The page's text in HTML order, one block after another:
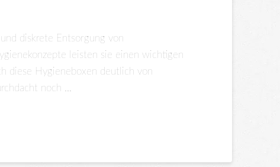
diskrete Entsorgung von
leisten sie einen wichtigen
diese Hygieneboxen deutlich von
noch …